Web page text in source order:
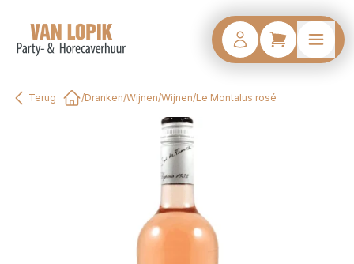
Terug
/Dranken/Wijnen/Wijnen/Le Montalus rosé